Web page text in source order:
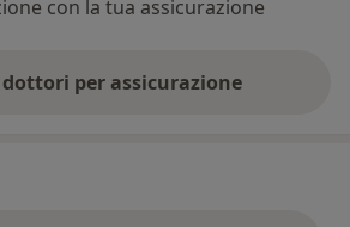
con la tua assicurazione
per assicurazione